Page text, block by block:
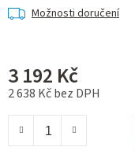
Možnosti doručení
3 192 Kč
2 638 Kč bez DPH